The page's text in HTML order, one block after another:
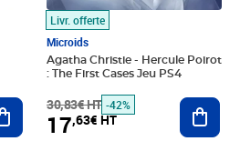
Ajouter au panier
Livr. offerte
Microids
Agatha Christie - Hercule Poirot
: The First Cases Jeu PS4
30,83€ HT -42%
17,63€ HT